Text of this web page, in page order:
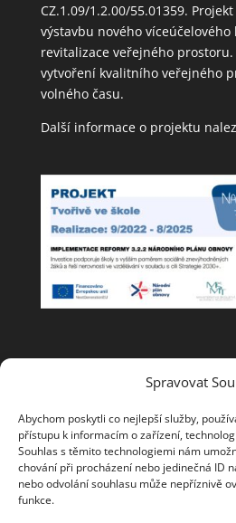
Spravovat
Abychom poskytli co nejlepší služby,
přístupu k informacím o zařízení,
Souhlas s těmito technologiemi nám
chování při procházení nebo jedinečná ID
nebo odvolání souhlasu může nepříznivě
funkce.
CZ.1.09/1.2.00/55.01359.
výstavbu nového
revitalizace veřejného
vytvoření kvalitního veřejného
volného času.
Další informace o projektu
Spolupracujeme